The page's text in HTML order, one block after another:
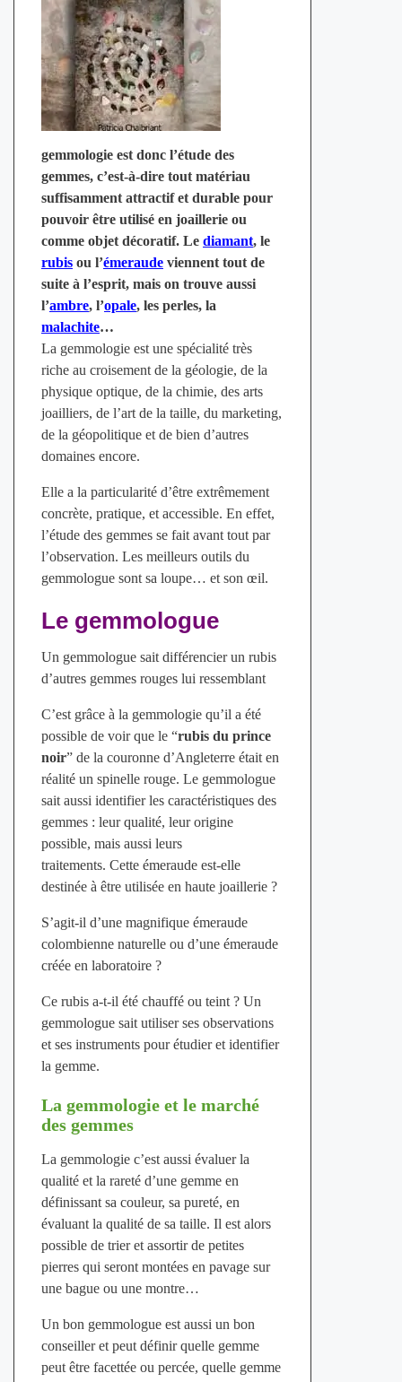
gemmologie est donc l’étude des
gemmes, c’est-à-dire tout matériau
suffisamment attractif et durable pour
pouvoir être utilisé en joaillerie ou
comme objet décoratif. Le diamant, le
rubisou l’émeraudeviennent tout de
suite à l’esprit, mais on trouve aussi
l’ambre, l’opale, les perles, la
malachite…
La gemmologie est une spécialité très
riche au croisement de la géologie, de la
physique optique, de la chimie, des arts
joailliers, de l’art de la taille, du marketing,
de la géopolitique et de bien d’autres
domaines encore.
Elle a la particularité d’être extrêmement
concrète, pratique, et accessible. En effet,
l’étude des gemmes se fait avant tout par
l’observation. Les meilleurs outils du
gemmologue sont sa loupe… et son œil.
Le gemmologue
Un gemmologue sait différencier un rubis
d’autres gemmes rouges lui ressemblant
C’est grâce à la gemmologie qu’il a été
possible de voir que le “rubis du prince
noir” de la couronne d’Angleterre était en
réalité un spinelle rouge. Le gemmologue
sait aussi identifier les caractéristiques des
gemmes : leur qualité, leur origine
possible, mais aussi leurs
traitements. Cette émeraude est-elle
destinée à être utilisée en haute joaillerie ?
S’agit-il d’une magnifique émeraude
colombienne naturelle ou d’une émeraude
créée en laboratoire ?
Ce rubis a-t-il été chauffé ou teint ? Un
gemmologue sait utiliser ses observations
et ses instruments pour étudier et identifier
la gemme.
La gemmologie et le marché
des gemmes
La gemmologie c’est aussi évaluer la
qualité et la rareté d’une gemme en
définissant sa couleur, sa pureté, en
évaluant la qualité de sa taille. Il est alors
possible de trier et assortir de petites
pierres qui seront montées en pavage sur
une bague ou une montre…
Un bon gemmologue est aussi un bon
conseiller et peut définir quelle gemme
peut être facettée ou percée, quelle gemme